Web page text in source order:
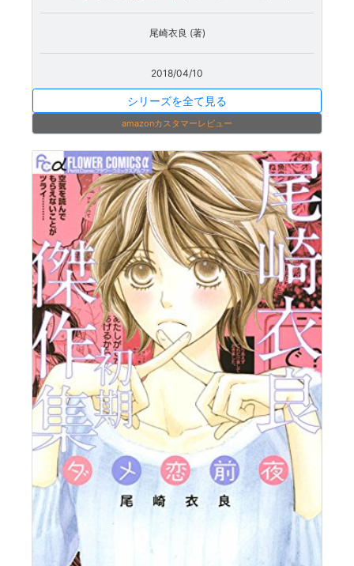
尾崎衣良 (著)
2018/04/10
シリーズを全て見る
amazonカスタマーレビュー